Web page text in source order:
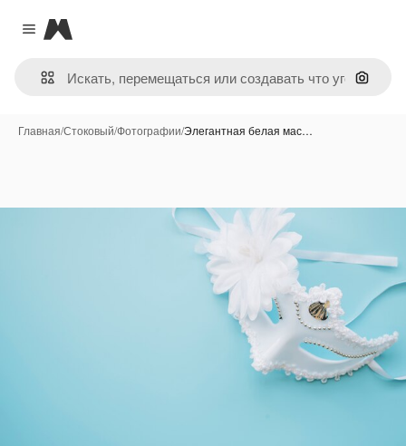
Close menu
Magnific
Поиск
Главная/Стоковый/Фотографии/Элегантная белая мас…